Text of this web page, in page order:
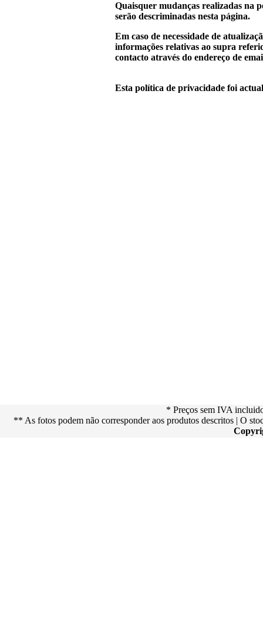
Quaisquer mudanças realizadas na
serão descriminadas nesta página.
Em caso de necessidade de
informações relativas ao supra
contacto através do endereço de
Esta política de privacidade foi
* Preços sem IVA
** As fotos podem não corresponder aos produtos descritos | O